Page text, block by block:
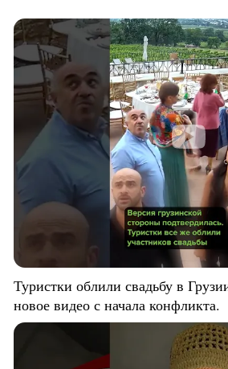
Туристки облили свадьбу в
новое видео с начала конфликта.